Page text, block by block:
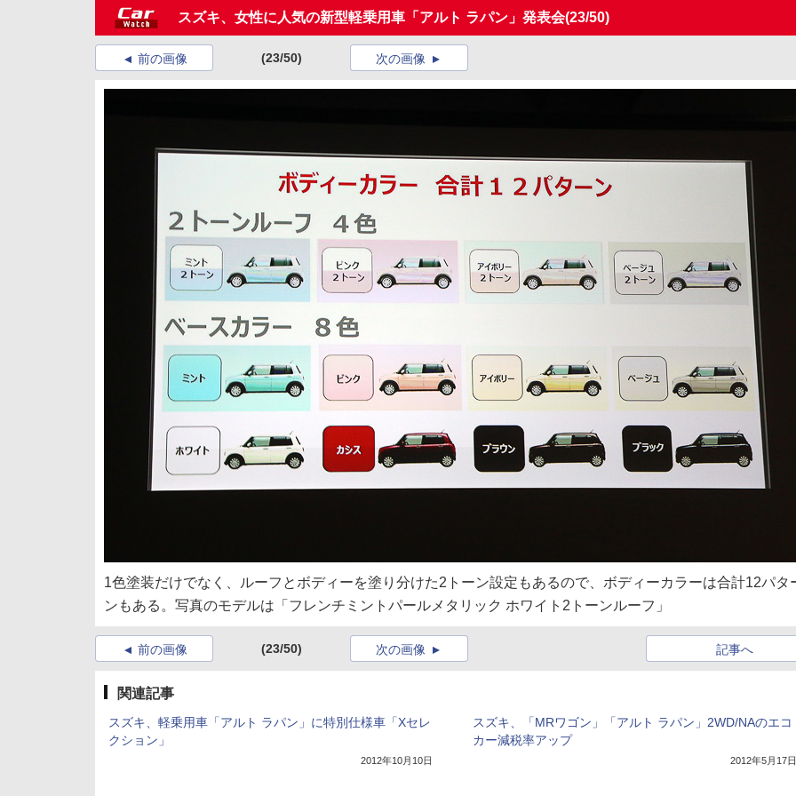
スズキ、女性に人気の新型軽乗用車「アルト ラパン」発表会(23/50)
前の画像 (23/50) 次の画像
1色塗装だけでなく、ルーフとボディーを塗り分けた2トーン設定もあるので、ボディーカラーは合計12パタ
ンもある。写真のモデルは「フレンチミントパールメタリック ホワイト2トーンルーフ」
前の画像 (23/50) 記事へ
次の画像
関連記事
スズキ、軽乗用車「アルト ラパン」に特別仕様車「Xセレ
クション」
2012年10月10日
スズキ、「MRワゴン」「アルト ラパン」2WD/NAのエコ
カー減税率アップ
2012年5月17日